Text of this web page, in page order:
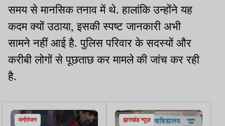
समय से मानसिक तनाव में थे. हालांकि उन्होंने यह
कदम क्यों उठाया, इसकी स्पष्ट जानकारी अभी
सामने नहीं आई है. पुलिस परिवार के सदस्यों और
करीबी लोगों से पूछताछ कर मामले की जांच कर रही
है.
मनोरंजन झारखंड न्यूज़